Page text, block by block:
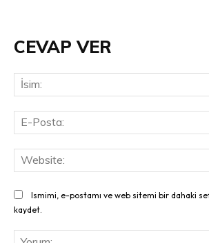
CEVAP VER
Ismimi, e-postamı ve web sitemi bir dahaki
kaydet.